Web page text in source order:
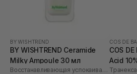
BY WISHTREND
BY WISHTREND Ceramide
Milky Ampoule 30 мл
Восстанавливающая успокаивающая ампула для лица
COS DE
COS
Acid